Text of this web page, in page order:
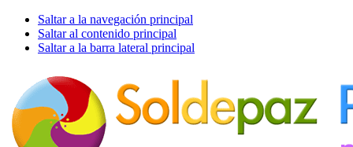
Saltar a la navegación principal
Saltar al contenido principal
Saltar a la barra lateral principal